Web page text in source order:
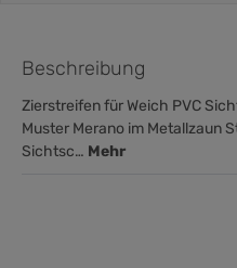
Beschreibung
Zierstreifen für Weich PVC
Muster Merano im Metallzaun
Sichtsc… Mehr